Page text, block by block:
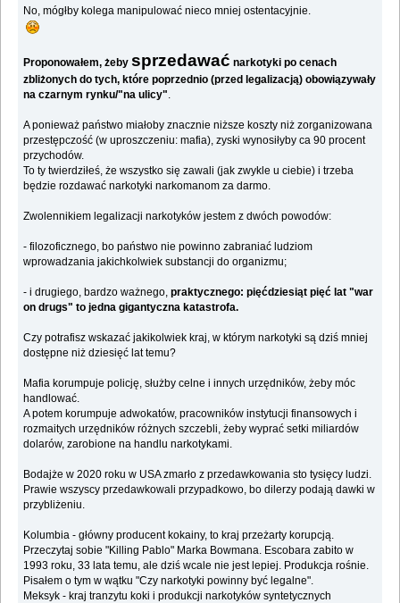
No, mógłby kolega manipulować nieco mniej ostentacyjnie.
Proponowałem, żebysprzedawać narkotyki po cenach
zbliżonych do tych, które poprzednio (przed legalizacją) obowiązywały
na czarnym rynku/"na ulicy"
A ponieważ państwo miałoby znacznie niższe koszty niż zorganizowana
przestępczość (w uproszczeniu: mafia), zyski wynosiłyby ca 90 procent
przychodów.
To ty twierdziłeś, że wszystko się zawali (jak zwykle u ciebie) i trzeba
będzie rozdawać narkotyki narkomanom za darmo.
Zwolennikiem legalizacji narkotyków jestem z dwóch powodów:
- filozoficznego, bo państwo nie powinno zabraniać ludziom
wprowadzania jakichkolwiek substancji do organizmu;
- i drugiego, bardzo ważnego,praktycznego: pięćdziesiąt pięć lat "war
on drugs" to jedna gigantyczna katastrofa.
Czy potrafisz wskazać jakikolwiek kraj, w którym narkotyki są dziś mniej
dostępne niż dziesięć lat temu?
Mafia korumpuje policję, służby celne i innych urzędników, żeby móc
handlować.
A potem korumpuje adwokatów, pracowników instytucji finansowych i
rozmaitych urzędników różnych szczebli, żeby wyprać setki miliardów
dolarów, zarobione na handlu narkotykami.
Bodajże w 2020 roku w USA zmarło z przedawkowania sto tysięcy ludzi.
Prawie wszyscy przedawkowali przypadkowo, bo dilerzy podają dawki w
przybliżeniu.
Kolumbia - główny producent kokainy, to kraj przeżarty korupcją.
Przeczytaj sobie "Killing Pablo" Marka Bowmana. Escobara zabito w
1993 roku, 33 lata temu, ale dziś wcale nie jest lepiej. Produkcja rośnie.
Pisałem o tym w wątku "Czy narkotyki powinny być legalne".
Meksyk - kraj tranzytu koki i produkcji narkotyków syntetycznych